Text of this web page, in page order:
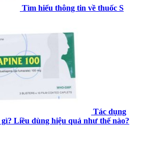
Tìm hiểu thông tin về thuốc S
Tác dụng
Liều dùng hiệu quả như thế nào?